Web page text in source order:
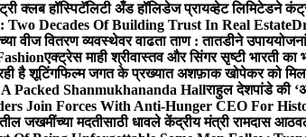
क्लब हॉस्पिटॅलिटी अँड हॉलिडेज प्रायव्हेट लिमिटेडने
Two Decades Of Building Trust In Real Estate
वीज वितरण व्यवस्थेवर वाढता ताण : तातडीने
एक्ट्रेस माही श्रीवास्तव और सिंगर सृष्टी भारती
है शूटिंगफिल्म जगत के प्रख्यात अशफ़ाक खोपेकर को मिला
Packed Shanmukhananda Hallराहुल देशपांडे की
Join Forces With Anti-Hunger CEO For
जखमींच्या मदतीसाठी धावले केंद्रीय मंत्री रामदास